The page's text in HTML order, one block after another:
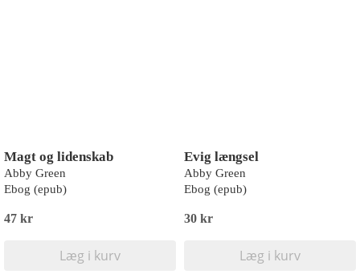
Magt og lidenskab
Abby Green
Ebog (epub)
47 kr
Læg i kurv
Evig længsel
Abby Green
Ebog (epub)
30 kr
Læg i kurv